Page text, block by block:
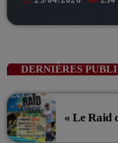
DERNIÈRES
« Le Raid